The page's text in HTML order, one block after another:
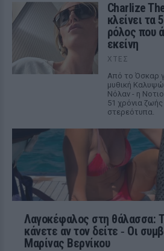
Charlize
κλείνει τα
ρόλος που
εκείνη
ΧΤΕΣ
Από το Όσκαρ
μυθική
Νόλαν - η
51 χρόνια
στερεότυπα.
Λαγοκέφαλος στη θάλασσα:
κάνετε αν τον δείτε ‑ Οι
Μαρίνας Βερνίκου